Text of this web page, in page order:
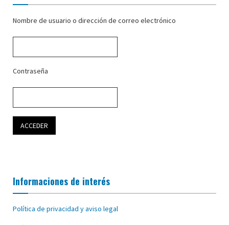
Nombre de usuario o dirección de correo electrónico
Contraseña
Informaciones de interés
Política de privacidad y aviso legal